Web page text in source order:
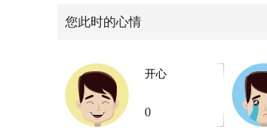
您此时的心情
开心
0